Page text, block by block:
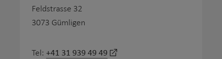
Feldstrasse 32
3073 Gümligen
Tel: +41 31 939 49 49